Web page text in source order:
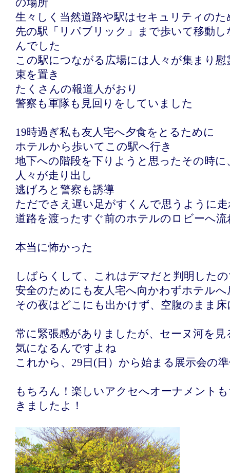
の場所
生々しく当然道路や駅はセキュリティのた
先の駅「リパブリック」まで歩いて移動
んでした
この駅につながる広場には人々が集まり
束を置き
たくさんの報道人がおり
警察も軍隊も見回りをしていました
19時過ぎ私も友人宅へ夕食をとるために
ホテルから歩いてこの駅へ行き
地下への階段を下りようと思ったその時
人々が走り出し
逃げろと警察も誘導
ただでさえ遅い足がすくんで思うように
道路を渡ったすぐ前のホテルのロビーへ
本当に怖かった
しばらくして、これはデマだと判明した
安全のためにも友人宅へ向かわずホテルへ
その夜はどこにも出かけず、空腹のまま
常に緊張感がありましたが、セーヌ河を
気になるんですよね
これから、29日(日）から始まる展示会の
もちろん！楽しいアクセへオーナメント
きましたよ！